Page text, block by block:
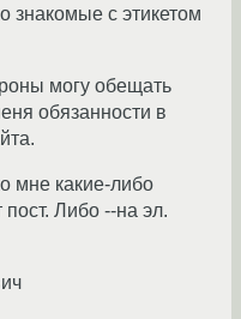
знакомые с этикетом
могу обещать
обязанности в
мне какие-либо
Либо --на эл.